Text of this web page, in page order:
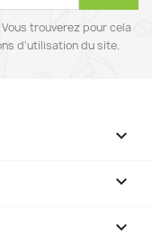
trouverez pour cela
d'utilisation du site.


keyboard_arrow_down